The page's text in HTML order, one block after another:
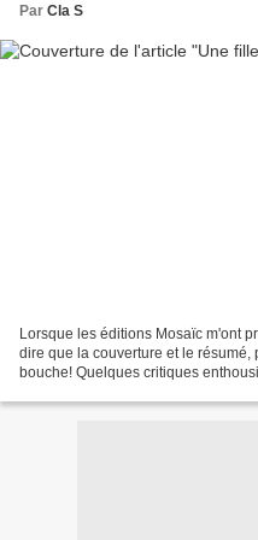
Par Cla S
Lorsque les éditions Mosaïc m'ont
dire que la couverture et le résumé,
bouche! Quelques critiques